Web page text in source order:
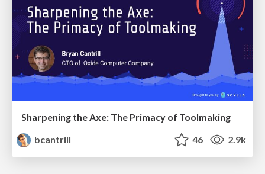
Sharpening the Axe: The Primacy of Toolmaking
bcantrill
46 2.9k